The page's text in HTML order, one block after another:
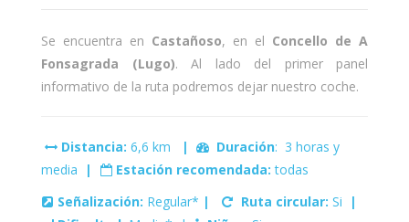
Se encuentra en Castañoso, en el Concello de A
Fonsagrada (Lugo). Al lado del primer panel
informativo de la ruta podremos dejar nuestro coche.
Distancia: 6,6 km | Duración: 3 horas y
media
| Estación recomendada: todas
Señalización: Regular* | Ruta circular: Si
|